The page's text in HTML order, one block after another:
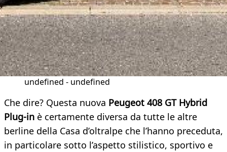
undefined - undefined
Che dire? Questa nuova Peugeot 408 GT Hybrid
Plug-in è certamente diversa da tutte le altre
berline della Casa d’oltralpe che l’hanno preceduta,
in particolare sotto l’aspetto stilistico, sportivo e